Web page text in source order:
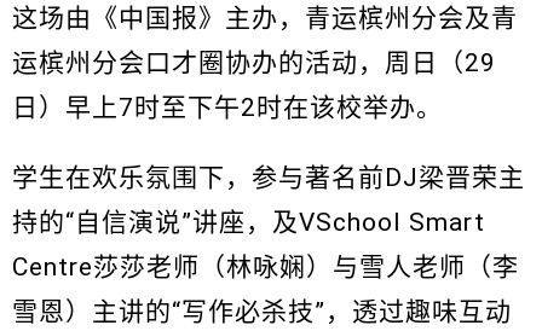
这场由《中国报》主办，青运槟州分会及青
运槟州分会口才圈协办的活动，周日（29
日）早上7时至下午2时在该校举办。
学生在欢乐氛围下，参与著名前DJ梁晋荣主
持的“自信演说”讲座，及VSchool Smart
Centre莎莎老师（林咏娴）与雪人老师（李
雪恩）主讲的“写作必杀技”，透过趣味互动